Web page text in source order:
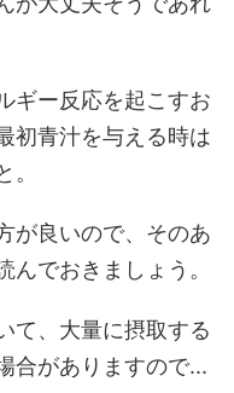
ギー反応を起こすお
初青汁を与える時は
が良いので、そのあ
でおきましょう。
て、大量に摂取する
合がありますので...